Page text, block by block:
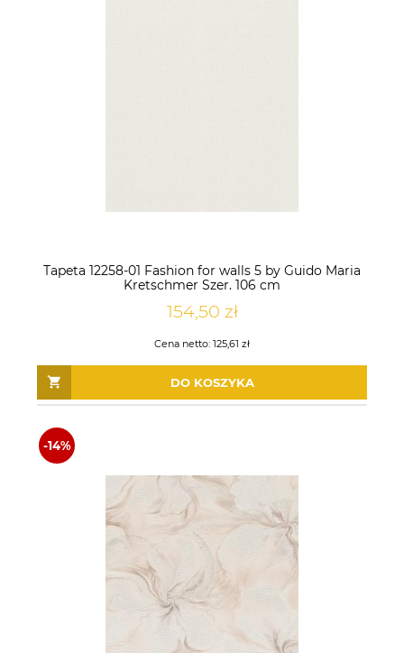
Tapeta 12258-01 Fashion for walls 5 by Guido Maria
Kretschmer Szer. 106 cm
154,50 zł
Cena netto: 125,61 zł
DO KOSZYKA